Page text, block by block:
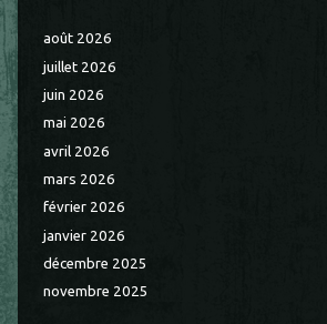
août 2026
juillet 2026
juin 2026
mai 2026
avril 2026
mars 2026
février 2026
janvier 2026
décembre 2025
novembre 2025